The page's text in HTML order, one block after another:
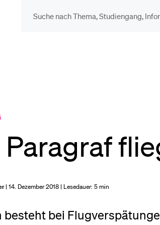
Paragraf
| 14. Dezember 2018 | Lesedauer: 5 min
besteht bei